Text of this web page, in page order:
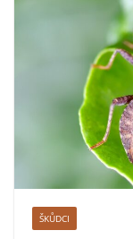
ŠKŮDCI